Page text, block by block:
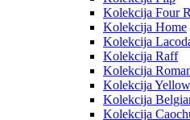
Kolekcija Four
Kolekcija Home
Kolekcija
Kolekcija Raff
Kolekcija
Kolekcija Yellow
Kolekcija
Kolekcija